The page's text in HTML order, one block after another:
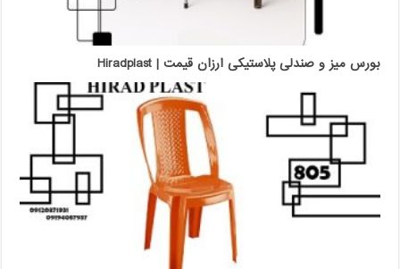
بورس میز و صندلی پلاستیکی ارزان قیمت | Hiradplast